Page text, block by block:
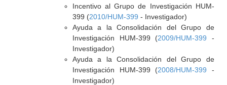
Incentivo al Grupo de Investigación HUM-
399 (2010/HUM-399 - Investigador)
Ayuda a la Consolidación del Grupo de
Investigación HUM-399 (2009/HUM-399 -
Investigador)
Ayuda a la Consolidación del Grupo de
Investigación HUM-399 (2008/HUM-399 -
Investigador)